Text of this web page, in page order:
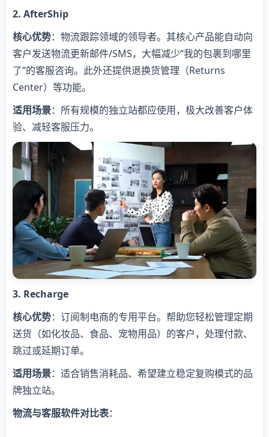
​2. AfterShip​
​核心优势​​：物流跟踪领域的领导者。其核心产品能自动向
客户发送物流更新邮件/SMS，大幅减少“我的包裹到哪里
了”的客服咨询。此外还提供退换货管理（Returns
Center）等功能。
​适用场景​​：所有规模的独立站都应使用，极大改善客户体
验、减轻客服压力。
​3. Recharge​
​核心优势​​：订阅制电商的专用平台。帮助您轻松管理定期
送货（如化妆品、食品、宠物用品）的客户，处理付款、
跳过或延期订单。
​适用场景​​：适合销售消耗品、希望建立稳定复购模式的品
牌独立站。
​物流与客服软件对比表​​：